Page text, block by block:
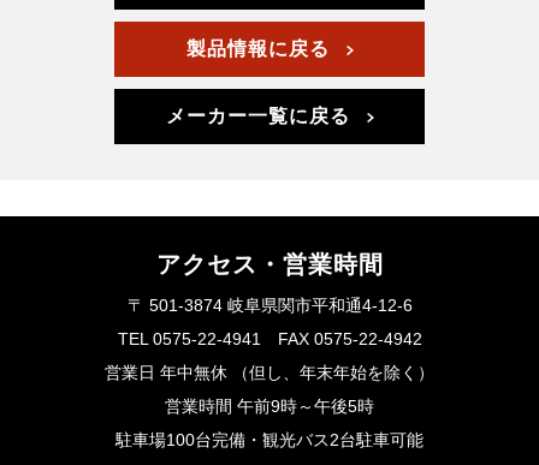
製品情報に戻る
メーカー一覧に戻る
アクセス・営業時間
〒 501-3874 岐阜県関市平和通4-12-6
TEL 0575-22-4941 FAX 0575-22-4942
営業日 年中無休 （但し、年末年始を除く）
営業時間 午前9時～午後5時
駐車場100台完備・観光バス2台駐車可能